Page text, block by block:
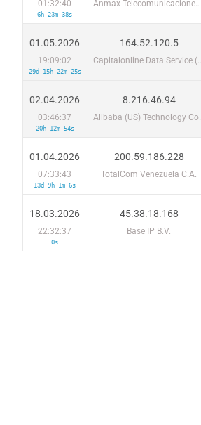
01:32:40
6h 23m 38s
Anmax Telecomunicaciones Maximiliano Biondi Eirl
01.05.2026
19:09:02
29d 15h 22m 25s
164.52.120.5
Capitalonline
02.04.2026
03:46:37
20h 12m 54s
8.216.46.94
Alibaba
01.04.2026
07:33:43
13d 9h 1m 6s
200.59.186.228
TotalCom Venezuela C.A.
18.03.2026
22:32:37
0s
45.38.18.168
Base IP B.V.